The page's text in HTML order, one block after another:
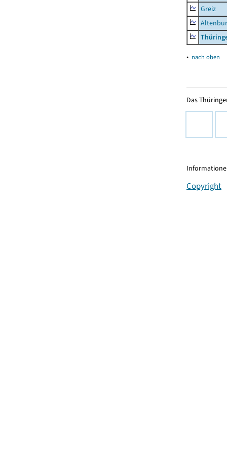
Greiz
▴ nach oben
Das
Copyright